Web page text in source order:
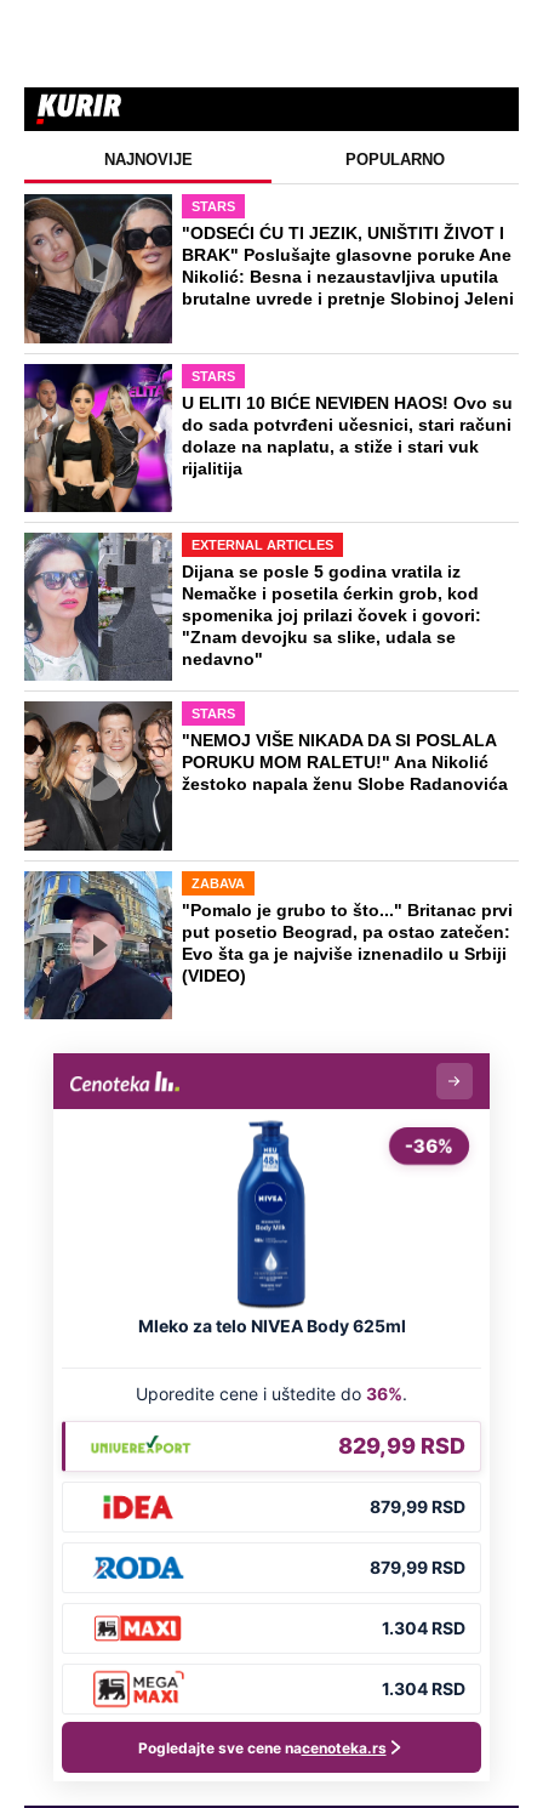
NAJNOVIJE POPULARNO
STARS
"ODSEĆI ĆU TI JEZIK, UNIŠTITI ŽIVOT I
BRAK" Poslušajte glasovne poruke Ane
Nikolić: Besna i nezaustavljiva uputila
brutalne uvrede i pretnje Slobinoj Jeleni
STARS
U ELITI 10 BIĆE NEVIĐEN HAOS! Ovo su
do sada potvrđeni učesnici, stari računi
dolaze na naplatu, a stiže i stari vuk
rijalitija
EXTERNAL ARTICLES
Dijana se posle 5 godina vratila iz
Nemačke i posetila ćerkin grob, kod
spomenika joj prilazi čovek i govori:
"Znam devojku sa slike, udala se
nedavno"
STARS
"NEMOJ VIŠE NIKADA DA SI POSLALA
PORUKU MOM RALETU!" Ana Nikolić
žestoko napala ženu Slobe Radanovića
ZABAVA
"Pomalo je grubo to što..." Britanac prvi
put posetio Beograd, pa ostao zatečen:
Evo šta ga je najviše iznenadilo u Srbiji
(VIDEO)